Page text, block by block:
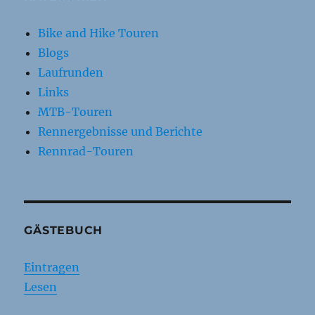
Bike and Hike Touren
Blogs
Laufrunden
Links
MTB-Touren
Rennergebnisse und Berichte
Rennrad-Touren
GÄSTEBUCH
Eintragen
Lesen